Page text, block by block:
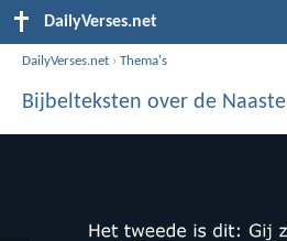
DailyVerses.net
DailyVerses.net ›Thema's
Bijbelteksten over de Naaste